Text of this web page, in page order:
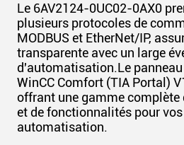
Le 6AV2124-0UC02-0AX0
plusieurs protocoles de
MODBUS et EtherNet/IP,
transparente avec un large
d'automatisation.Le
WinCC Comfort (TIA Portal)
offrant une gamme
et de fonctionnalités pour
automatisation.